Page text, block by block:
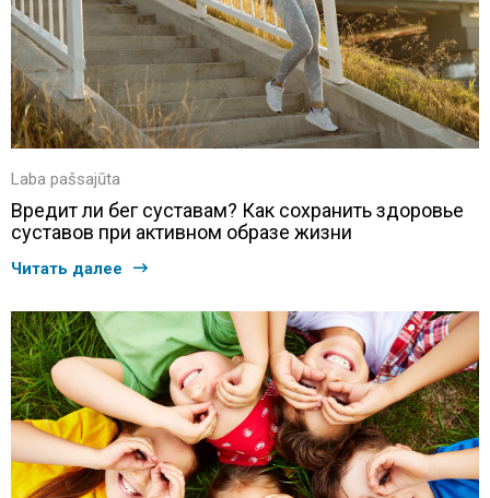
Laba pašsajūta
Вредит ли бег суставам? Как сохранить здоровье
суставов при активном образе жизни
Читать далее